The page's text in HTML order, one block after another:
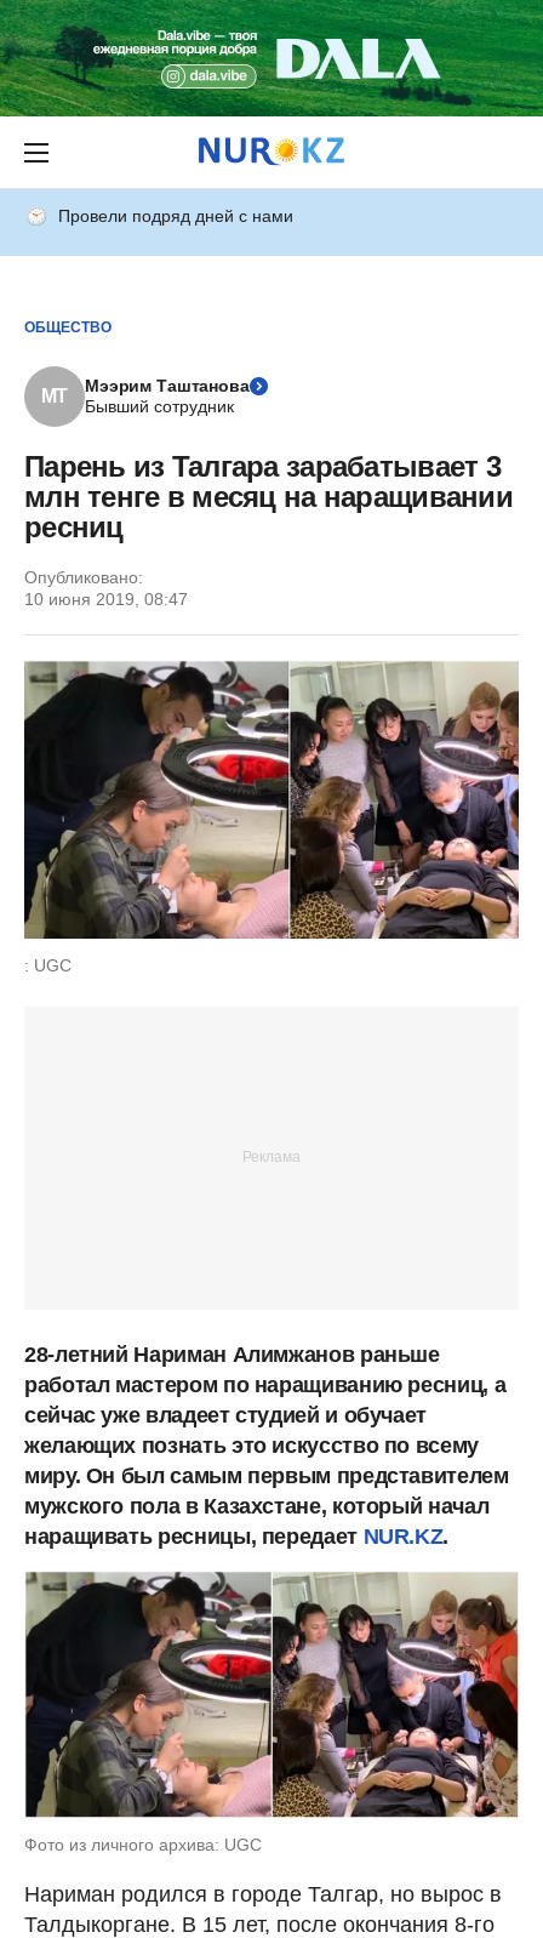
Провели подряд дней с нами
ОБЩЕСТВО
МТ
Мээрим Таштанова
Бывший сотрудник
Парень из Талгара зарабатывает 3
млн тенге в месяц на наращивании
ресниц
Опубликовано:
10 июня 2019, 08:47
: UGC
28-летний Нариман Алимжанов раньше
работал мастером по наращиванию ресниц, а
сейчас уже владеет студией и обучает
желающих познать это искусство по всему
миру. Он был самым первым представителем
мужского пола в Казахстане, который начал
наращивать ресницы, передает NUR.KZ.
Фото из личного архива: UGC
Нариман родился в городе Талгар, но вырос в
Талдыкоргане. В 15 лет, после окончания 8-го